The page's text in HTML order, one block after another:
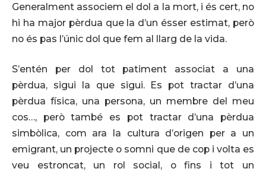
Generalment associem el dol a la mort, i és cert, no
hi ha major pèrdua que la d’un ésser estimat, però
no és pas l’únic dol que fem al llarg de la vida.
S’entén per dol tot patiment associat a una
pèrdua, sigui la que sigui. Es pot tractar d’una
pèrdua física, una persona, un membre del meu
cos…, però també es pot tractar d’una pèrdua
simbòlica, com ara la cultura d’origen per a un
emigrant, un projecte o somni que de cop i volta es
veu estroncat, un rol social, o fins i tot un